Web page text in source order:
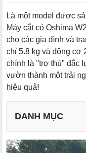
Là một model được
Máy cắt cỏ Oshima
cho các gia đình và
chỉ 5.8 kg và động cơ
chính là "trợ thủ" đắc
vườn thành một trải
hiệu quả!
DANH MỤC